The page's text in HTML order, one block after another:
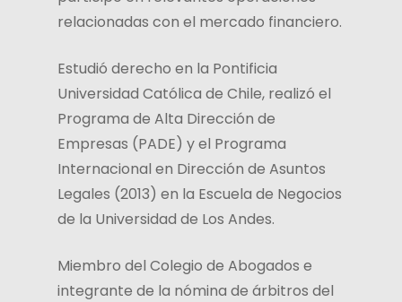
relacionadas con el mercado financiero.
Estudió derecho en la Pontificia
Universidad Católica de Chile, realizó el
Programa de Alta Dirección de
Empresas (PADE) y el Programa
Internacional en Dirección de Asuntos
Legales (2013) en la Escuela de Negocios
de la Universidad de Los Andes.
Miembro del Colegio de Abogados e
integrante de la nómina de árbitros del